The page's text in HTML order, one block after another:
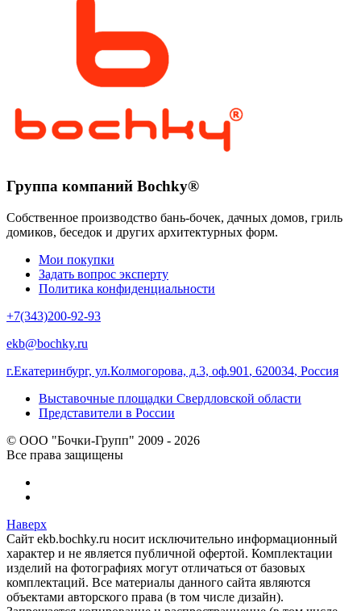
Группа компаний Bochky®
Собственное производство бань-бочек, дачных домов, гриль
домиков, беседок и других архитектурных форм.
Мои покупки
Задать вопрос эксперту
Политика конфиденциальности
+7(343)200-92-93
ekb@bochky.ru
г.Екатеринбург, ул.Колмогорова, д.3, оф.901 , 620034, Россия
Выставочные площадки Свердловской области
Представители в России
© ООО "Бочки-Групп" 2009 - 2026
Все права защищены
Наверх
Сайт ekb.bochky.ru носит исключительно информационный
характер и не является публичной офертой. Комплектации
изделий на фотографиях могут отличаться от базовых
комплектаций. Все материалы данного сайта являются
объектами авторского права (в том числе дизайн).